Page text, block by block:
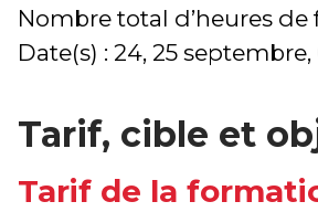
Nombre total d’heures de
Date(s) : 24, 25
Tarif, cible et
Tarif de la